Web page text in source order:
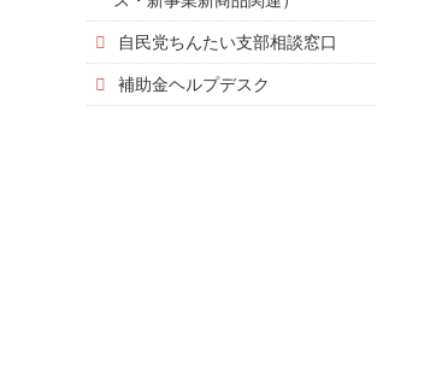
自民党ちんたい支部相談窓口
補助金ヘルプデスク